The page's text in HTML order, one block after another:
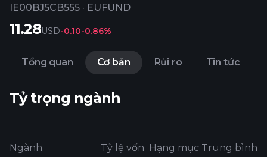
IE00BJ5CB555 · EUFUND
11.28USD-0.10-0.86%
Tổng quan Cơ bản Rủi ro Tin tức
Tỷ trọng ngành
Ngành Tỷ lệ vốn Hạng mục Trung bình